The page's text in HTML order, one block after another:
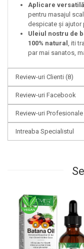
Aplicare
pentru masajul
despicate și ajutor
Uleiul nostru de
100% natural , iti
par mai sanatos,
Review-uri Clienti (8)
Review-uri Facebook
Review-uri Profesionale
Intreaba Specialistul